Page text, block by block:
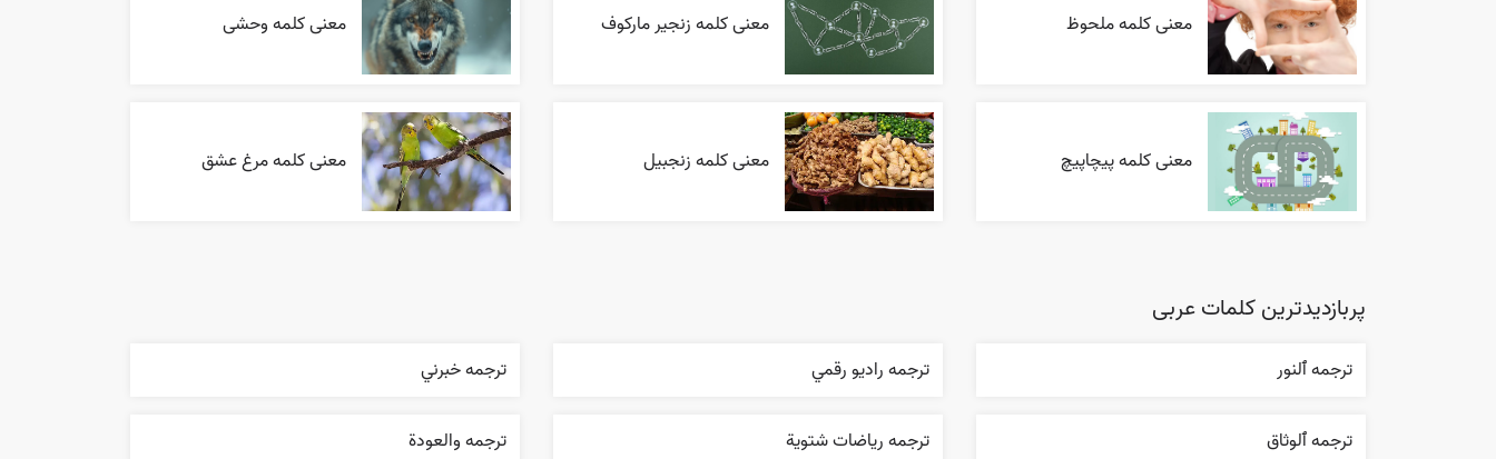
معنی کلمه ملحوظ معنی کلمه زنجیر مارکوف معنی کلمه وحشی
معنی کلمه پیچاپیچ معنی کلمه زنجبیل معنی کلمه مرغ عشق
پربازدیدترین کلمات عربی
ترجمه ٱلنور ترجمه راديو رقمي ترجمه خبرني
ترجمه ٱلوثاق ترجمه رياضات شتوية ترجمه والعودة